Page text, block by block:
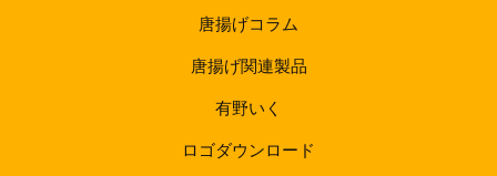
唐揚げコラム
唐揚げ関連製品
有野いく
ロゴダウンロード